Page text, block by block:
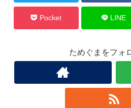
Pocket LINE
ためぐまをフォ